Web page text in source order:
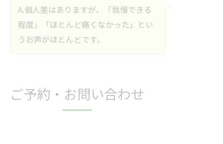
A.個人差はありますが、「我慢できる
程度」「ほとんど痛くなかった」とい
うお声がほとんどです。
ご予約・お問い合わせ